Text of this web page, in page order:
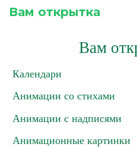
Вам открытка
Вам
Календари
Анимации со стихами
Анимации с надписями
Анимационные картинки